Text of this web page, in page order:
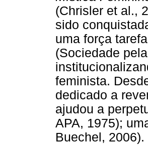
(Chrisler et al.,
sido
uma força
(Sociedade
feminista.
dedicado a
ajudou a
APA, 1975);
Buechel, 2006).